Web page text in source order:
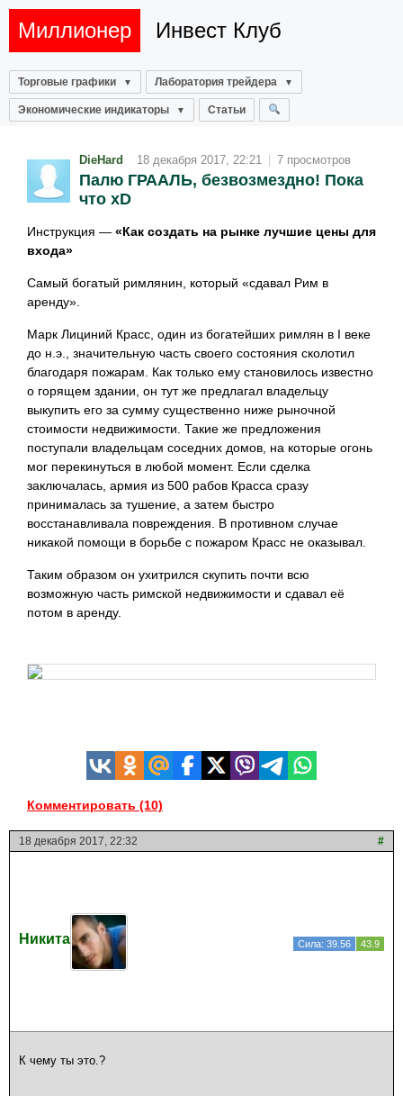
Миллионер Инвест Клуб
Торговые графики Лаборатория трейдера
Экономические индикаторы Статьи
DieHard 18 декабря 2017, 22:21 7 просмотров
Палю ГРААЛЬ, безвозмездно! Пока
что xD
Инструкция — «Как создать на рынке лучшие цены для
входа»
Самый богатый римлянин, который «сдавал Рим в
аренду».
Марк Лициний Красс, один из богатейших римлян в I веке
до н.э., значительную часть своего состояния сколотил
благодаря пожарам. Как только ему становилось известно
о горящем здании, он тут же предлагал владельцу
выкупить его за сумму существенно ниже рыночной
стоимости недвижимости. Такие же предложения
поступали владельцам соседних домов, на которые огонь
мог перекинуться в любой момент. Если сделка
заключалась, армия из 500 рабов Красса сразу
принималась за тушение, а затем быстро
восстанавливала повреждения. В противном случае
никакой помощи в борьбе с пожаром Красс не оказывал.
Таким образом он ухитрился скупить почти всю
возможную часть римской недвижимости и сдавал её
потом в аренду.
Комментировать (10)
18 декабря 2017, 22:32 #
Никита Сила: 39.56 43.9
К чему ты это.?